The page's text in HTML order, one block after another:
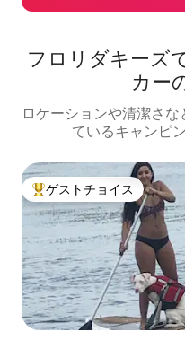
フロリダキーズ
カー
ロケーションや清潔さ
ているキャンピ
大好評のゲストチョイスで
ゲストチョイス